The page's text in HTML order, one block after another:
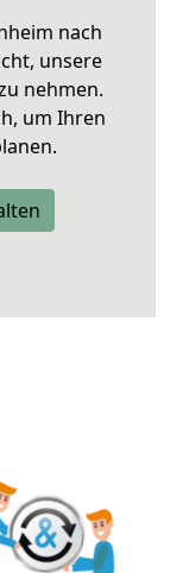
nach
unsere
nehmen.
um Ihren